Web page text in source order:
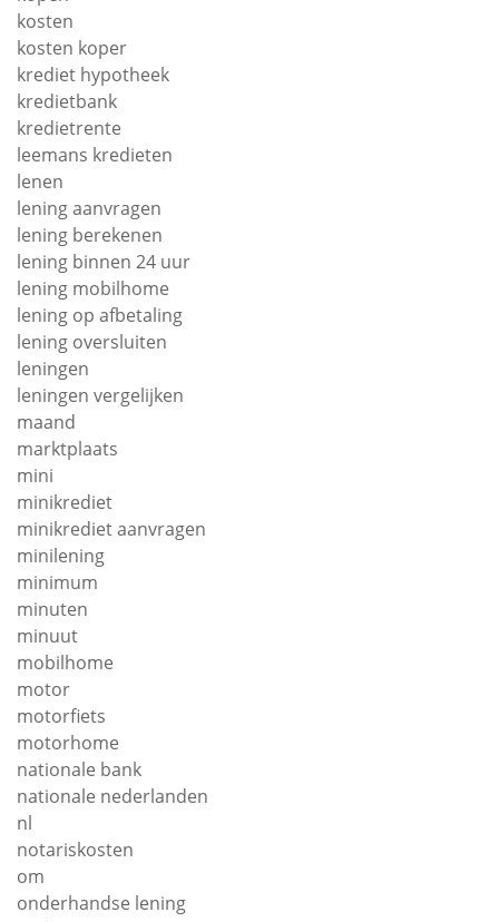
kosten
kosten koper
krediet hypotheek
kredietbank
kredietrente
leemans kredieten
lenen
lening aanvragen
lening berekenen
lening binnen 24 uur
lening mobilhome
lening op afbetaling
lening oversluiten
leningen
leningen vergelijken
maand
marktplaats
mini
minikrediet
minikrediet aanvragen
minilening
minimum
minuten
minuut
mobilhome
motor
motorfiets
motorhome
nationale bank
nationale nederlanden
nl
notariskosten
om
onderhandse lening